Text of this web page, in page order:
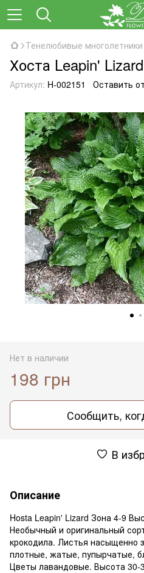
Тенелюбивые многолетники
Хоста Leapin' Lizard
Артикул: H-002151 Оставить
Нет в наличии
198 грн
Сообщить,
В
Описание
Hosta Leapin' Lizard Зона 4-9
Необычный и оригинальный
крокодила. Листья насыщенно
плотные, жатые, пупырчатые,
Цветы лавандовые. Высота 30-